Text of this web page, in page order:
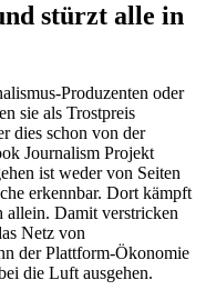
stürzt alle in
Produzenten oder
sie als Trostpreis
dies schon von der
Journalism Projekt
ist weder von Seiten
erkennbar. Dort kämpft
allein. Damit verstricken
Netz von
der Plattform-Ökonomie
die Luft ausgehen.